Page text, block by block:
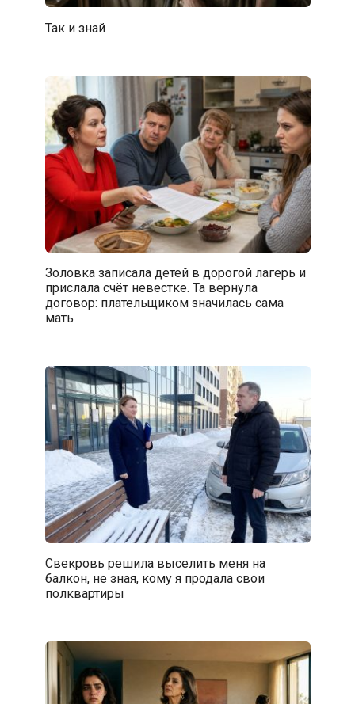
Так и знай
Золовка записала детей в дорогой лагерь и
прислала счёт невестке. Та вернула
договор: плательщиком значилась сама
мать
Свекровь решила выселить меня на
балкон, не зная, кому я продала свои
полквартиры